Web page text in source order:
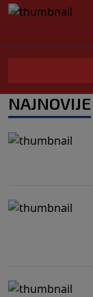
NAJNOVIJE